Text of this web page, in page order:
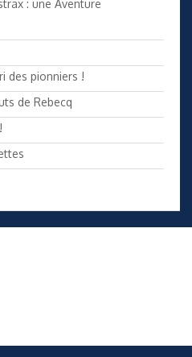
: une Aventure
des pionniers !
de Rebecq